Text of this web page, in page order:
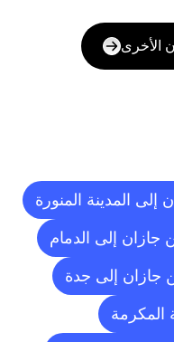
الأخرى
إلى المدينة المنورة
جازان إلى الدمام
جازان إلى جدة
المكرمة